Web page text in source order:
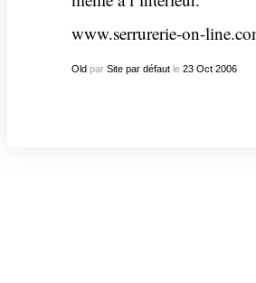
www.serrurerie-on-
Old par Site par défautle 23 Oct 2006